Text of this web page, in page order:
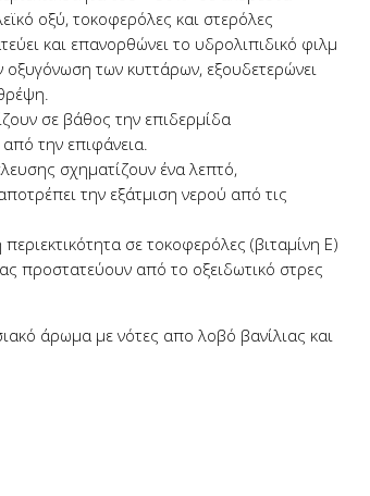
οξύ, τοκοφερόλες και στερόλες
και επανορθώνει το υδρολιπιδικό φιλμ
οξυγόνωση των κυττάρων, εξουδετερώνει
σε βάθος την επιδερμίδα
την επιφάνεια.
σχηματίζουν ένα λεπτό,
την εξάτμιση νερού από τις
σε τοκοφερόλες (βιταμίνη Ε)
προστατεύουν από το οξειδωτικό στρες
άρωμα με νότες απο λοβό βανίλιας και